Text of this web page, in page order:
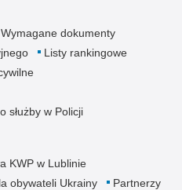
Wymagane dokumenty
Listy rankingowe
służby w Policji
KWP w Lublinie
obywateli Ukrainy
Partnerzy